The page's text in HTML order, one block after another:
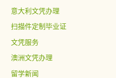
意大利文凭办理
扫描件定制毕业证
文凭服务
澳洲文凭办理
留学新闻